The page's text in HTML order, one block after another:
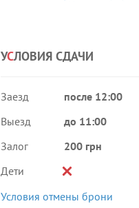
УСЛОВИЯ СДАЧИ
Заезд
после 12:00
Выезд
до 11:00
Залог
200 грн
Дети
Условия отмены брони